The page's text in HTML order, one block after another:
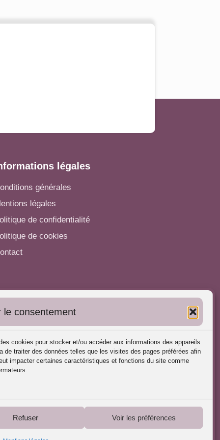
le consentement
cookies pour stocker et/ou accéder aux informations des appareils.
de traiter des données telles que les visites des pages préférées afin
impacter certaines caractéristiques et fonctions du site comme
Refuser Voir les préférences
légales
générales
légales
de confidentialité
de cookies
informations
dans l'Annuaire
vos formations
déontologique
d'intervention